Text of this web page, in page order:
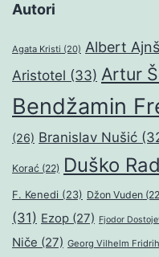
Autori
Agata Kristi (20) Albert
Aristotel (33) Artur
Bendžamin
(26) Branislav Nušić
Korać (22) Duško
F. Kenedi (23) Džon Vuden
(31) Ezop (27) Fjodor
Niče (27) Georg Vilhelm